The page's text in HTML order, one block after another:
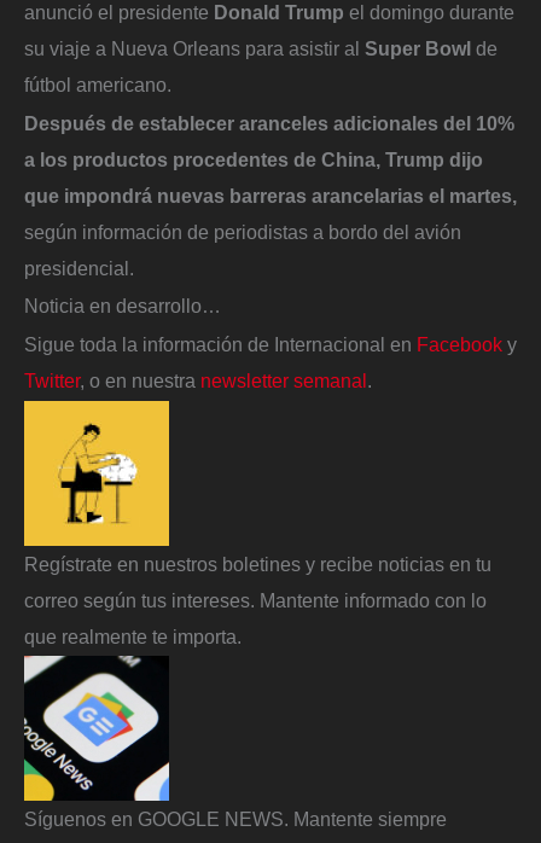
anunció el presidente Donald Trump el domingo durante
su viaje a Nueva Orleans para asistir al Super Bowl de
fútbol americano.
Después de establecer aranceles adicionales del 10%
a los productos procedentes de China, Trump dijo
que impondrá nuevas barreras arancelarias el martes,
según información de periodistas a bordo del avión
presidencial.
Noticia en desarrollo…
Sigue toda la información de Internacional en Facebook y
Twitter, o en nuestra newsletter semanal.
Regístrate en nuestros boletines y recibe noticias en tu
correo según tus intereses. Mantente informado con lo
que realmente te importa.
Síguenos en GOOGLE NEWS. Mantente siempre